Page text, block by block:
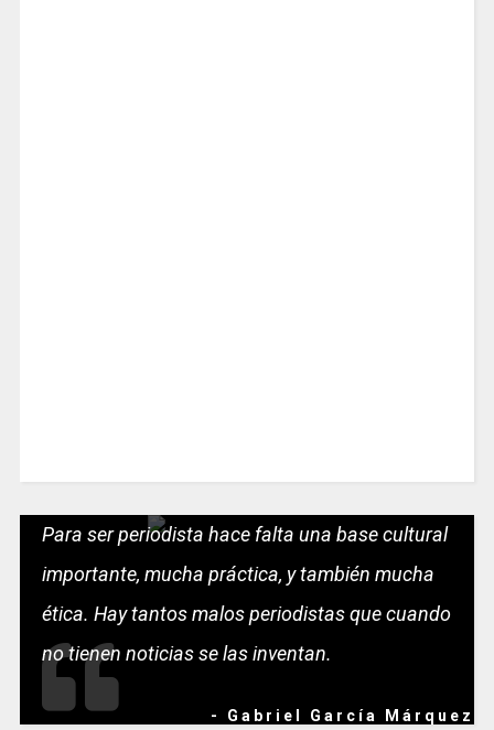
Para ser periodista hace falta una base cultural
importante, mucha práctica, y también mucha
ética. Hay tantos malos periodistas que cuando
no tienen noticias se las inventan.
- Gabriel García Márquez